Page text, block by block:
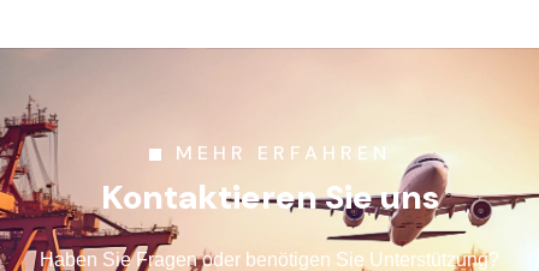
MEHR ERFAHREN
Kontaktieren Sie uns
Haben Sie Fragen oder benötigen Sie Unterstützung?